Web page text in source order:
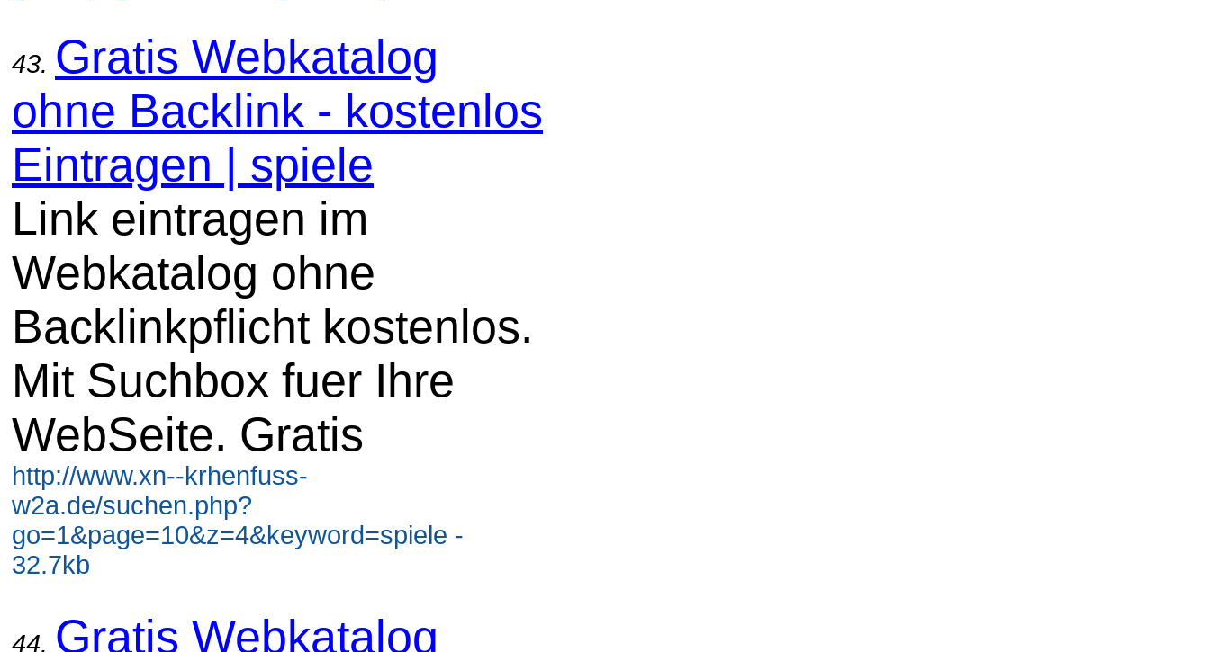
43. Gratis Webkatalog
ohne Backlink - kostenlos
Eintragen | spiele
Link eintragen im
Webkatalog ohne
Backlinkpflicht kostenlos.
Mit Suchbox fuer Ihre
WebSeite. Gratis
http://www.xn--krhenfuss-
w2a.de/suchen.php?
go=1&page=10&z=4&keyword=spiele -
32.7kb
44. Gratis Webkatalog